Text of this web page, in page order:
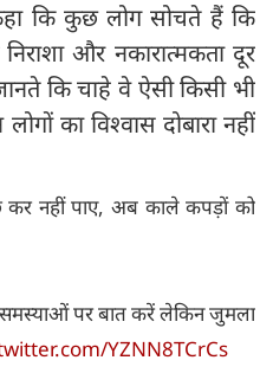
कहा कि कुछ लोग सोचते हैं कि
और नकारात्मकता दूर
कि चाहे वे ऐसी किसी भी
का विश्वास दोबारा नहीं
नहीं पाए, अब काले कपड़ों को
समस्याओं पर बात करें लेकिन जुमला
YZNN8TCrCs